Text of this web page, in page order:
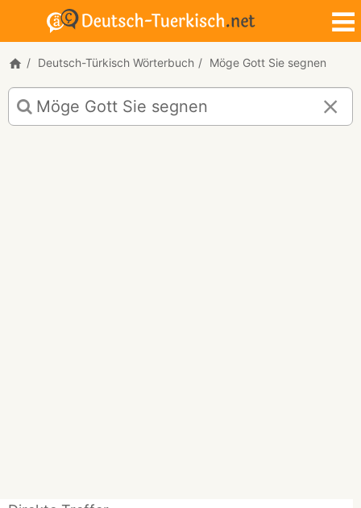
Deutsch-Türkisch Wörterbuch Möge Gott Sie segnen
Deutsch-
Türkisch
Übersetzung